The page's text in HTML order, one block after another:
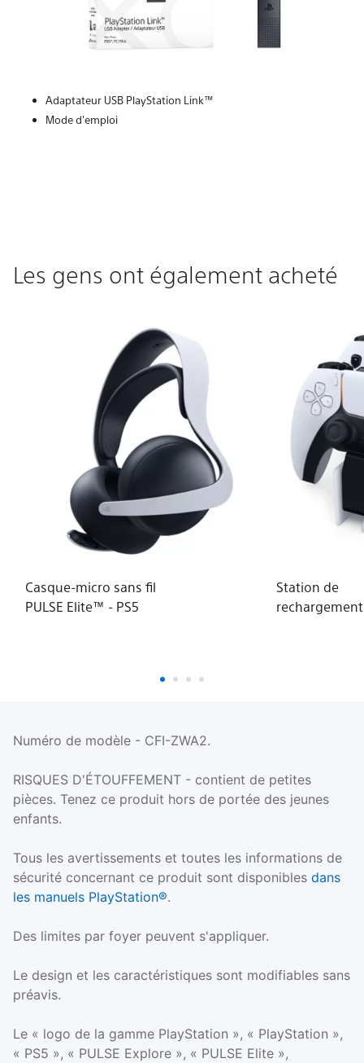
Adaptateur USB PlayStation Link™
Mode d'emploi
Les gens ont également acheté
Casque-micro sans fil
PULSE Elite™ - PS5
Station de
rechargement
Numéro de modèle - CFI-ZWA2.
RISQUES D'ÉTOUFFEMENT - contient de petites
pièces. Tenez ce produit hors de portée des jeunes
enfants.
Tous les avertissements et toutes les informations de
sécurité concernant ce produit sont disponibles dans
les manuels PlayStation®.
Des limites par foyer peuvent s'appliquer.
Le design et les caractéristiques sont modifiables sans
préavis.
Le « logo de la gamme PlayStation », « PlayStation »,
« PS5 », « PULSE Explore », « PULSE Elite »,